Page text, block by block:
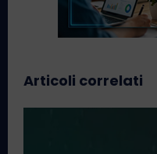
Articoli correlati